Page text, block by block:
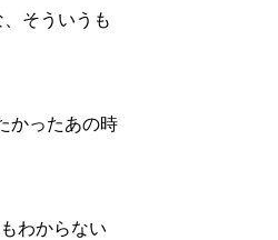
そういうも
かったあの時
わからない